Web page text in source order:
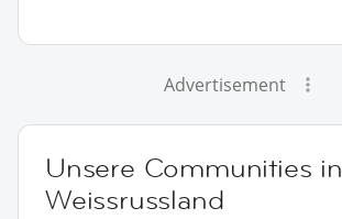
Advertisement
Unsere Communities in
Weissrussland